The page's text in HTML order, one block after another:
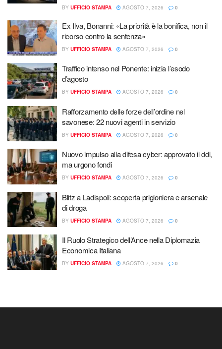
BY UFFICIO STAMPA AGOSTO 7, 2026 0
Ex Ilva, Bonanni: «La priorità è la bonifica, non il
ricorso contro la sentenza»
BY UFFICIO STAMPA AGOSTO 7, 2026 0
Traffico intenso nel Ponente: inizia l’esodo
d’agosto
BY UFFICIO STAMPA AGOSTO 7, 2026 0
Rafforzamento delle forze dell’ordine nel
savonese: 22 nuovi agenti in servizio
BY UFFICIO STAMPA AGOSTO 7, 2026 0
Nuovo impulso alla difesa cyber: approvato il ddl,
ma urgono fondi
BY UFFICIO STAMPA AGOSTO 7, 2026 0
Blitz a Ladispoli: scoperta prigioniera e arsenale
di droga
BY UFFICIO STAMPA AGOSTO 7, 2026 0
Il Ruolo Strategico dell’Ance nella Diplomazia
Economica Italiana
BY UFFICIO STAMPA AGOSTO 7, 2026 0